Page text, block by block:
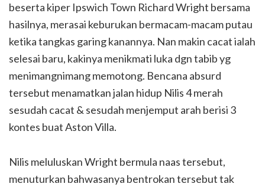
beserta kiper Ipswich Town Richard Wright bersama
hasilnya, merasai keburukan bermacam-macam putau
ketika tangkas garing kanannya. Nan makin cacat ialah
selesai baru, kakinya menikmati luka dgn tabib yg
menimangnimang memotong. Bencana absurd
tersebut menamatkan jalan hidup Nilis 4 merah
sesudah cacat & sesudah menjemput arah berisi 3
kontes buat Aston Villa.
Nilis meluluskan Wright bermula naas tersebut,
menuturkan bahwasanya bentrokan tersebut tak